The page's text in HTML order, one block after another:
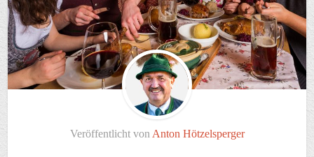
Veröffentlicht von Anton Hötzelsperger